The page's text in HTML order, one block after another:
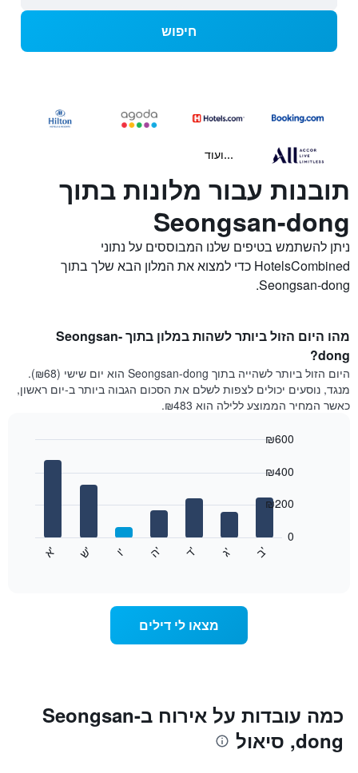
חיפוש
...ועוד
תובנות עבור מלונות בתוך
Seongsan-dong
ניתן להשתמש בטיפים שלנו המבוססים על נתוני
HotelsCombined כדי למצוא את המלון הבא שלך בתוך
Seongsan-dong.
מהו היום הזול ביותר לשהות במלון בתוך Seongsan-
dong?
היום הזול ביותר לשהייה בתוך Seongsan-dong הוא יום שישי (₪68).
מנגד, נוסעים יכולים לצפות לשלם את הסכום הגבוה ביותר ב-יום ראשון,
כאשר המחיר הממוצע ללילה הוא ₪483.
התרשים
כולל
1
ציר
ב
' ג
' ד
' ה
' ו
' ש
' א
'
0
₪200
₪400
₪600
מצאו לי דילים
כמה עובדות על אירוח בSeongsan-
dong, סיאול